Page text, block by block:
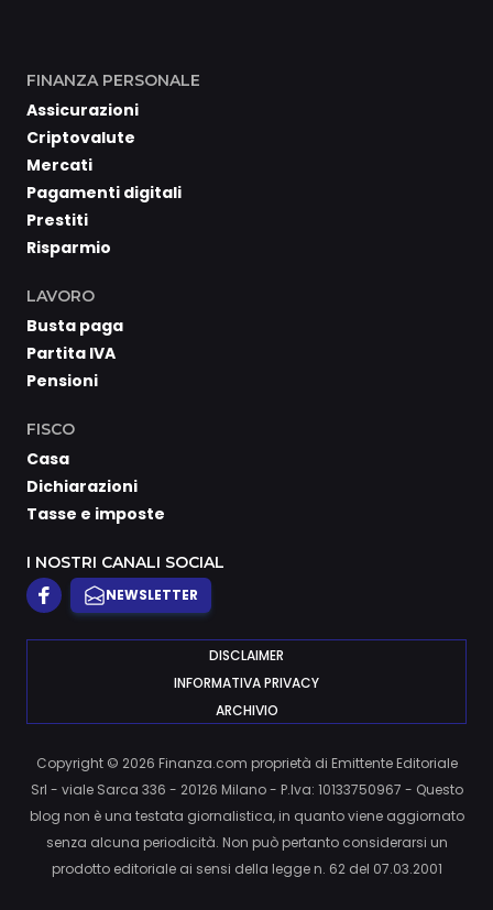
FINANZA PERSONALE
Assicurazioni
Criptovalute
Mercati
Pagamenti digitali
Prestiti
Risparmio
LAVORO
Busta paga
Partita IVA
Pensioni
FISCO
Casa
Dichiarazioni
Tasse e imposte
I NOSTRI CANALI SOCIAL
NEWSLETTER
DISCLAIMER
INFORMATIVA PRIVACY
ARCHIVIO
Copyright © 2026 Finanza.com proprietà di Emittente Editoriale
Srl - viale Sarca 336 - 20126 Milano - P.Iva: 10133750967 - Questo
blog non è una testata giornalistica, in quanto viene aggiornato
senza alcuna periodicità. Non può pertanto considerarsi un
prodotto editoriale ai sensi della legge n. 62 del 07.03.2001